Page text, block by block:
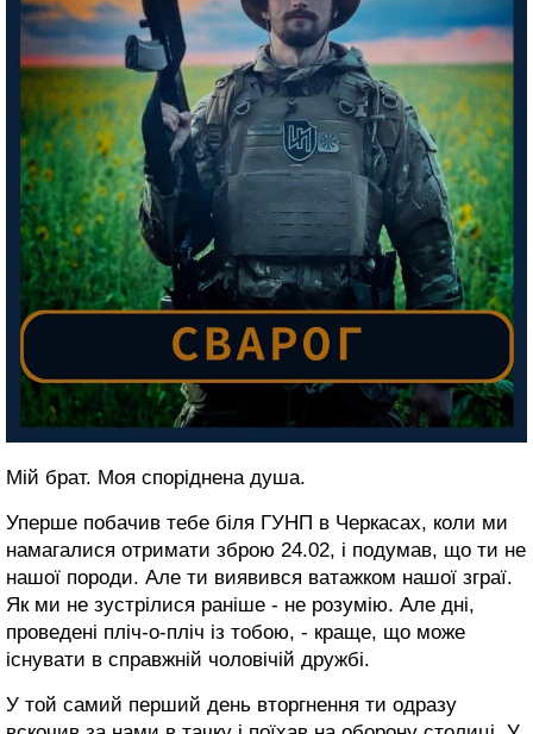
Мій брат. Моя споріднена душа.
Уперше побачив тебе біля ГУНП в Черкасах, коли ми
намагалися отримати зброю 24.02, і подумав, що ти не
нашої породи. Але ти виявився ватажком нашої зграї.
Як ми не зустрілися раніше - не розумію. Але дні,
проведені пліч-о-пліч із тобою, - краще, що може
існувати в справжній чоловічій дружбі.
У той самий перший день вторгнення ти одразу